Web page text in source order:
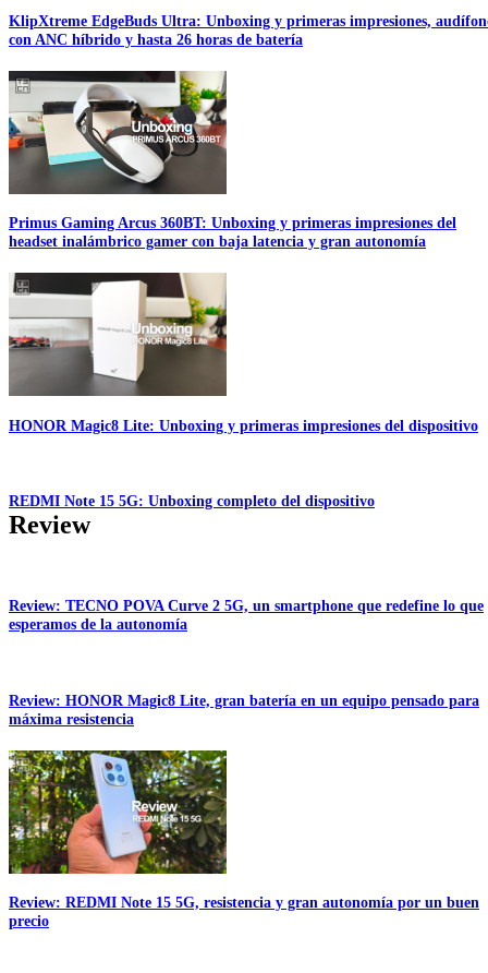
KlipXtreme EdgeBuds Ultra: Unboxing y primeras impresiones,
con ANC híbrido y hasta 26 horas de batería
Primus Gaming Arcus 360BT: Unboxing y primeras impresiones del
headset inalámbrico gamer con baja latencia y gran autonomía
HONOR Magic8 Lite: Unboxing y primeras impresiones del dispositivo
REDMI Note 15 5G: Unboxing completo del dispositivo
Review
Review: TECNO POVA Curve 2 5G, un smartphone que redefine lo que
esperamos de la autonomía
Review: HONOR Magic8 Lite, gran batería en un equipo pensado para
máxima resistencia
Review: REDMI Note 15 5G, resistencia y gran autonomía por un buen
precio